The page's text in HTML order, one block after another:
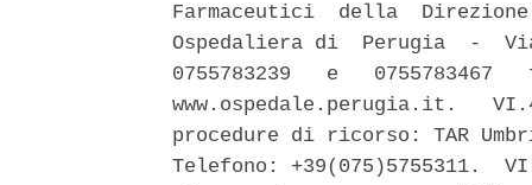
Farmaceutici  della
Ospedaliera di  Perugia  -
0755783239   e
www.ospedale.perugia.it.
procedure di ricorso: TAR
Telefono: +39(075)5755311.